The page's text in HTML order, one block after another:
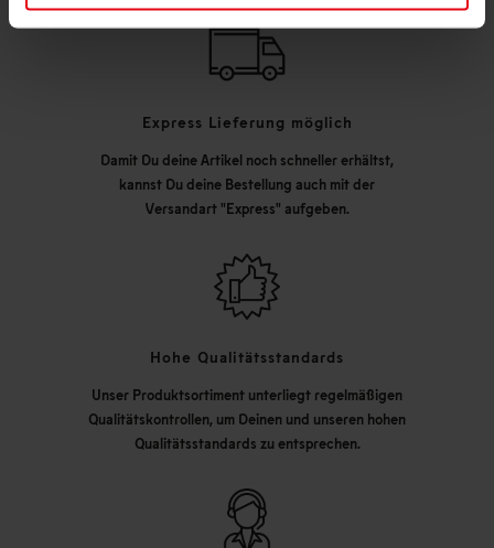
Express Lieferung möglich
Damit Du deine Artikel noch schneller erhältst,
kannst Du deine Bestellung auch mit der
Versandart "Express" aufgeben.
Hohe Qualitätsstandards
Unser Produktsortiment unterliegt regelmäßigen
Qualitätskontrollen, um Deinen und unseren hohen
Qualitätsstandards zu entsprechen.